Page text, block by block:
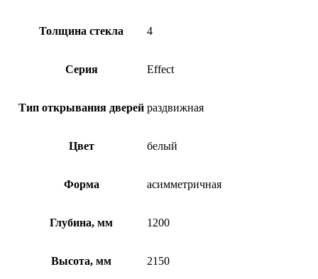
Толщина стекла 4
Серия Effect
Тип открывания дверей раздвижная
Цвет белый
Форма асимметричная
Глубина, мм 1200
Высота, мм 2150